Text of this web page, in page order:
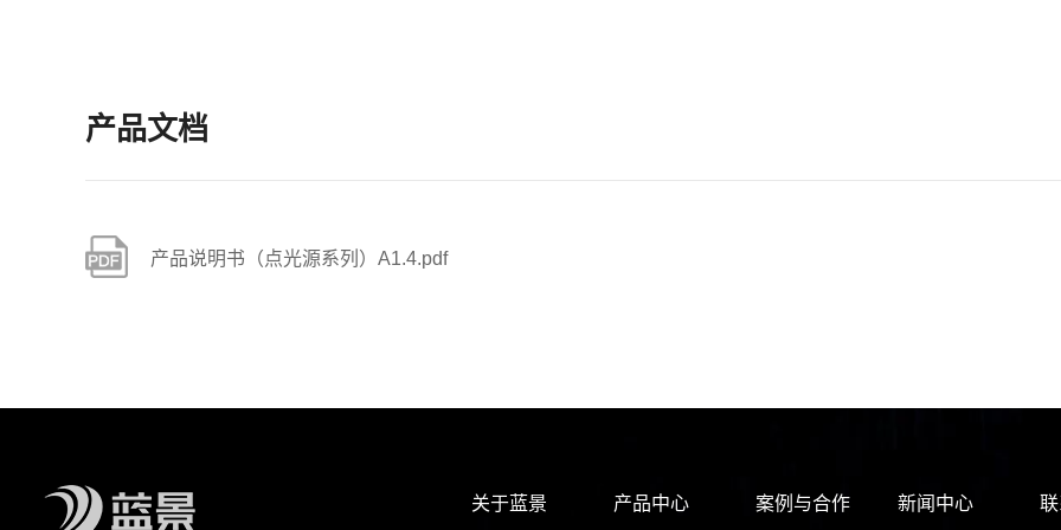
产品文档
产品说明书（点光源系列）A1.4.pdf
关于蓝景 产品中心 案例与合作 新闻中心 联